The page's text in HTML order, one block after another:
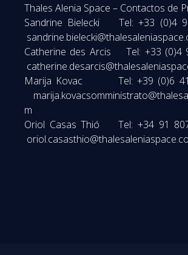
Thales Alenia Space – Contactos de
Sandrine Bielecki Tel: +33 (0)4
Catherine des Arcis Tel: +33 (0)4
Marija Kovac Tel: +39 (0)6
m
Oriol Casas Thió Tel: +34 91